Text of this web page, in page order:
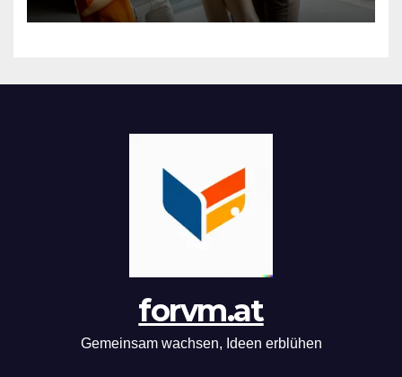
forvm.at
Gemeinsam wachsen, Ideen erblühen